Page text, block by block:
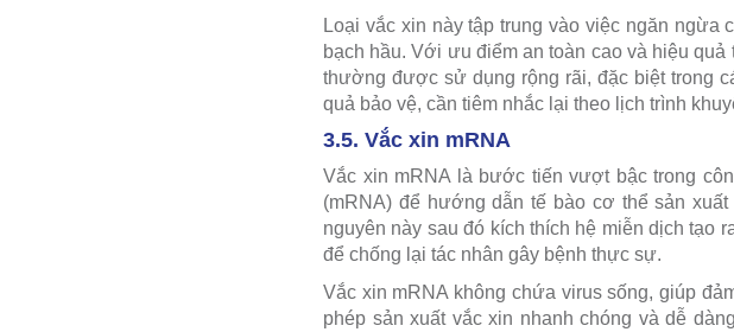
Loại vắc xin này tập trung vào việc ngăn
bạch hầu. Với ưu điểm an toàn cao và hiệu
thường được sử dụng rộng rãi, đặc biệt trong
quả bảo vệ, cần tiêm nhắc lại theo lịch trình
3.5. Vắc xin mRNA
Vắc xin mRNA là bước tiến vượt bậc trong
(mRNA) để hướng dẫn tế bào cơ thể sản
nguyên này sau đó kích thích hệ miễn dịch tạo
để chống lại tác nhân gây bệnh thực sự.
Vắc xin mRNA không chứa virus sống, giúp
phép sản xuất vắc xin nhanh chóng và dễ